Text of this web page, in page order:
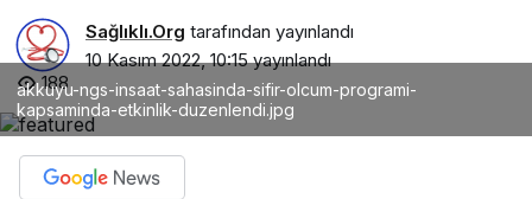
Sağlıklı.Org tarafından yayınlandı
10 Kasım 2022, 10:15yayınlandı
188
akkuyu-ngs-insaat-sahasinda-sifir-olcum-programi-
kapsaminda-etkinlik-duzenlendi.jpg